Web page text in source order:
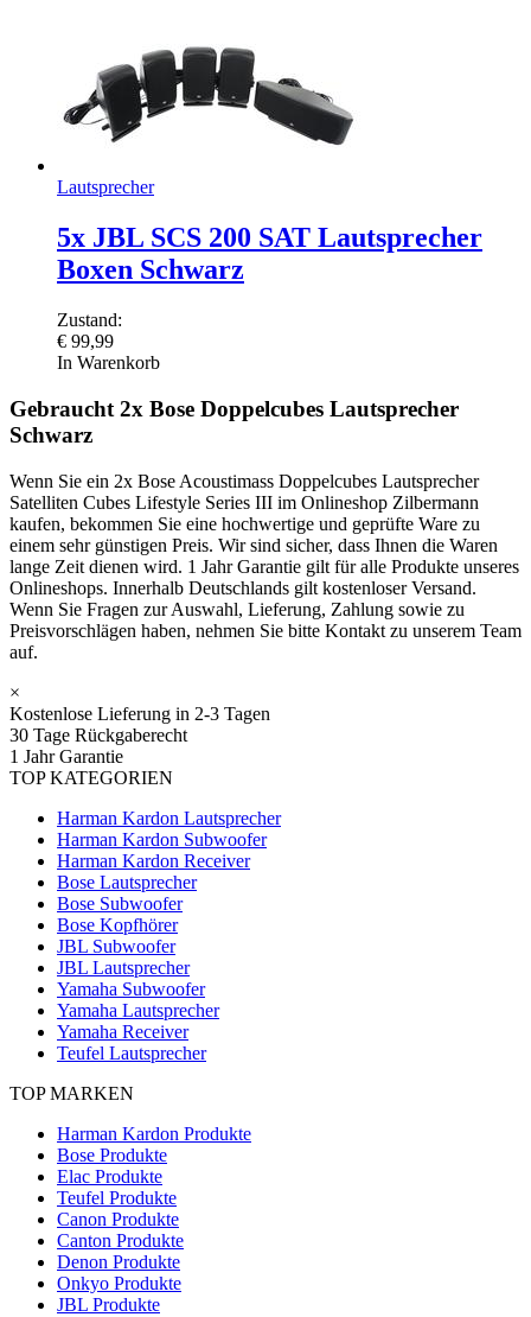
Lautsprecher
5x JBL SCS 200 SAT Lautsprecher
Boxen Schwarz
Zustand:
€ 99,99
In Warenkorb
Gebraucht 2x Bose Doppelcubes Lautsprecher
Schwarz
Wenn Sie ein 2x Bose Acoustimass Doppelcubes Lautsprecher
Satelliten Cubes Lifestyle Series III im Onlineshop Zilbermann
kaufen, bekommen Sie eine hochwertige und geprüfte Ware zu
einem sehr günstigen Preis. Wir sind sicher, dass Ihnen die Waren
lange Zeit dienen wird. 1 Jahr Garantie gilt für alle Produkte unseres
Onlineshops. Innerhalb Deutschlands gilt kostenloser Versand.
Wenn Sie Fragen zur Auswahl, Lieferung, Zahlung sowie zu
Preisvorschlägen haben, nehmen Sie bitte Kontakt zu unserem Team
auf.
×
Kostenlose Lieferung in 2-3 Tagen
30 Tage Rückgaberecht
1 Jahr Garantie
TOP KATEGORIEN
Harman Kardon Lautsprecher
Harman Kardon Subwoofer
Harman Kardon Receiver
Bose Lautsprecher
Bose Subwoofer
Bose Kopfhörer
JBL Subwoofer
JBL Lautsprecher
Yamaha Subwoofer
Yamaha Lautsprecher
Yamaha Receiver
Teufel Lautsprecher
TOP MARKEN
Harman Kardon Produkte
Bose Produkte
Elac Produkte
Teufel Produkte
Canon Produkte
Canton Produkte
Denon Produkte
Onkyo Produkte
JBL Produkte